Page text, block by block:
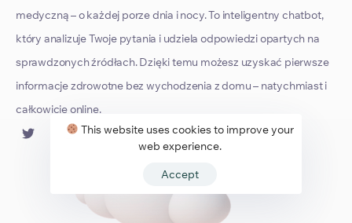
medyczną – o każdej porze dnia i nocy. To inteligentny chatbot,
który analizuje Twoje pytania i udziela odpowiedzi opartych na
sprawdzonych źródłach. Dzięki temu możesz uzyskać pierwsze
informacje zdrowotne bez wychodzenia z domu – natychmiast i
całkowicie online.
This website uses cookies to improve your
web experience.
Accept